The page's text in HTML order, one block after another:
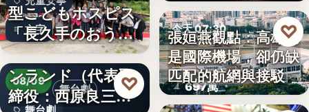
文字
型こどもホスピス
「長久手のおう
ち」が愛知…
舞台劇
08/09
株式会社青山メイ
ンランド（代表取
締役：西原良三）
♡
今天 07:30
航空政策
697萬
張姮燕觀點：高雄已
是國際機場，卻仍缺
匹配的航網與接駁
♡